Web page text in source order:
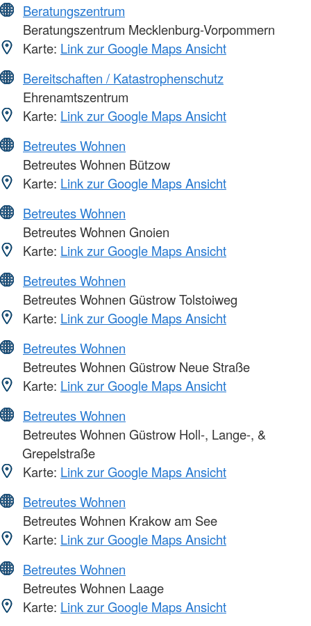
Beratungszentrum
Beratungszentrum Mecklenburg-Vorpommern
Karte: Link zur Google Maps Ansicht
Bereitschaften / Katastrophenschutz
Ehrenamtszentrum
Karte: Link zur Google Maps Ansicht
Betreutes Wohnen
Betreutes Wohnen Bützow
Karte: Link zur Google Maps Ansicht
Betreutes Wohnen
Betreutes Wohnen Gnoien
Karte: Link zur Google Maps Ansicht
Betreutes Wohnen
Betreutes Wohnen Güstrow Tolstoiweg
Karte: Link zur Google Maps Ansicht
Betreutes Wohnen
Betreutes Wohnen Güstrow Neue Straße
Karte: Link zur Google Maps Ansicht
Betreutes Wohnen
Betreutes Wohnen Güstrow Holl-, Lange-, &
Grepelstraße
Karte: Link zur Google Maps Ansicht
Betreutes Wohnen
Betreutes Wohnen Krakow am See
Karte: Link zur Google Maps Ansicht
Betreutes Wohnen
Betreutes Wohnen Laage
Karte: Link zur Google Maps Ansicht